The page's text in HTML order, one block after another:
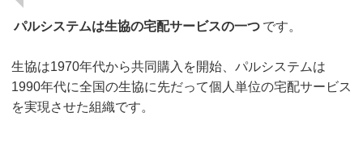
パルシステムは生協の宅配サービスの一つ です。
生協は1970年代から共同購入を開始、パルシステムは
1990年代に全国の生協に先だって個人単位の宅配サービス
を実現させた組織です。